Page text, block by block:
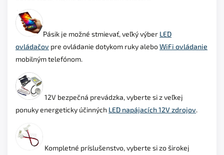
Pásik je možné stmievať, veľký výber LED
ovládačov pre ovládanie dotykom ruky aleboWiFi ovládanie
mobilným telefónom.
12V bezpečná prevádzka, vyberte si z veľkej
ponukyenergeticky účinných LED napájacích 12V zdrojov.
Kompletné príslušenstvo, vyberte si zo širokej